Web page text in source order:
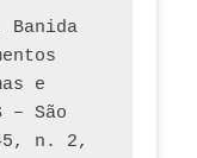
e
– São
n. 2,